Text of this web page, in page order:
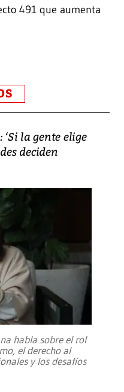
491 que aumenta
la gente elige
deciden
habla sobre el rol
el derecho al
y los desafíos